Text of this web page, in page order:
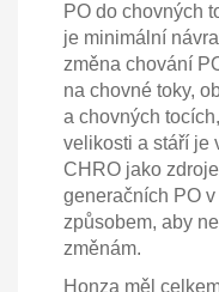
PO do chovných
je minimální
změna chování
na chovné toky,
a chovných
velikosti a stáří je
CHRO jako
generačních PO
způsobem, aby
změnám.
Honza měl